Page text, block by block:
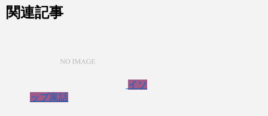
関連記事
イソ
ップ寓話